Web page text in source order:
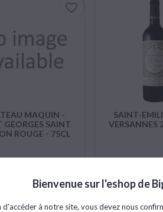
MAQUIN -
GEORGES SAINT
ROUGE - 75CL
16,70 €
favorite_border
SAINT-
VERSANNES
Prix
Bienvenue sur l'eshop de
d'accéder à notre site, vous devez nous